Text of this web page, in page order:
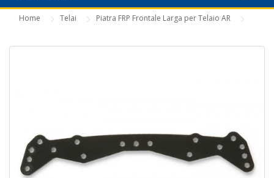
Home Telai Piatra FRP Frontale Larga per Telaio AR